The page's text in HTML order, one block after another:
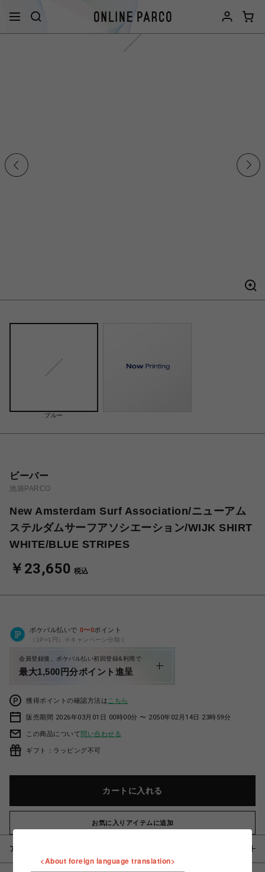
ブルー
ビーバー
池袋PARCO
New Amsterdam Surf Association/ニューアム
ステルダムサーフアソシエーション/WIJK SHIRT
WHITE/BLUE STRIPES
￥23,650 税込
ポケパル払いで 0〜0ポイント
（1P=1円）※キャンペーン分除く
会員登録後、ポケパル払い初回登録&利用で
最大1,500円分ポイント進呈
獲得ポイントの確認方法は こちら
販売期間 2026年03月01日 00時00分 〜 2050年02月14日 23時59分
この商品について問い合わせる
ギフト：ラッピング不可
カートに入れる
お気に入りアイテムに追加
アイテム説明 / 素材
<About foreign language translation>